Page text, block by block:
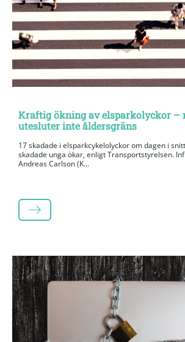
Kraftig ökning av elsparkolyckor –
utesluter inte åldersgräns
17 skadade i elsparkcykelolyckor om dagen i
skadade unga ökar, enligt Transportstyrelsen.
Andreas Carlson (K...
LÄS MER